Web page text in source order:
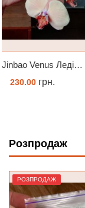
Кокосові
Розпродаж
РОЗПРОДАЖ